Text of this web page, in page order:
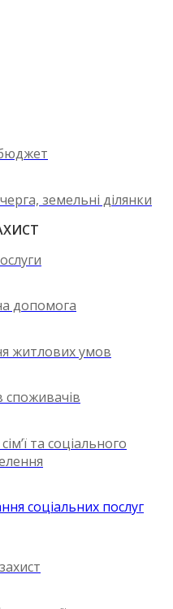
земельні ділянки
допомога
житлових умов
споживачів
та соціального
соціальних послуг